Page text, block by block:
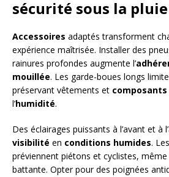
sécurité sous la pluie
Accessoires adaptés transforment
expérience maîtrisée. Installer des
rainures profondes augmente l’
mouillée. Les garde-boues longs
préservant vêtements et
l’humidité.
Des éclairages puissants à l’avant et à
visibilité en conditions humides.
préviennent piétons et cyclistes,
battante. Opter pour des poignées